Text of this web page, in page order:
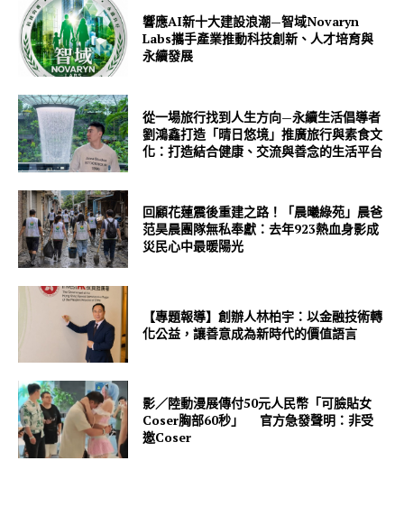
響應AI新十大建設浪潮—智域Novaryn
Labs攜手產業推動科技創新、人才培育與
永續發展
從一場旅行找到人生方向—永續生活倡導者
劉鴻鑫打造「晴日悠境」推廣旅行與素食文
化：打造結合健康、交流與善念的生活平台
回顧花蓮震後重建之路！「晨曦綠苑」晨爸
范昊晨團隊無私奉獻：去年923熱血身影成
災民心中最暖陽光
【專題報導】創辦人林柏宇：以金融技術轉
化公益，讓善意成為新時代的價值語言
影／陸動漫展傳付50元人民幣「可臉貼女
Coser胸部60秒」 官方急發聲明：非受
邀Coser